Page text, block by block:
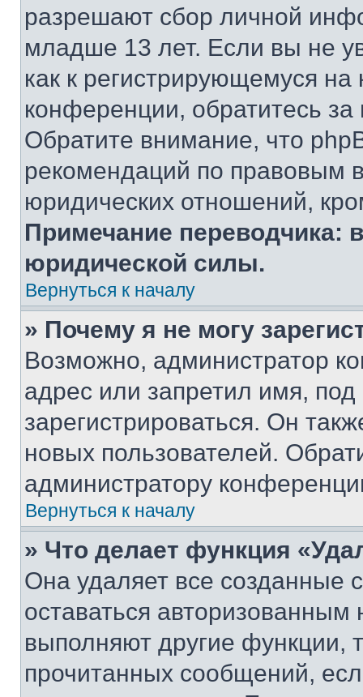
разрешают сбор личной
младше 13 лет. Если вы не
как к регистрирующемуся
конференции, обратитесь
Обратите внимание, что
рекомендаций по правовым
юридических отношений,
Примечание переводчика:
юридической силы.
Вернуться к началу
» Почему я не могу
Возможно, администратор
адрес или запретил имя,
зарегистрироваться. Он
новых пользователей.
администратору
Вернуться к началу
» Что делает функция
Она удаляет все созданные
оставаться
выполняют другие функции,
прочитанных сообщений,